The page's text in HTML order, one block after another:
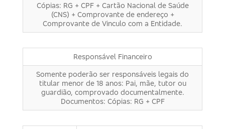
Cópias: RG + CPF + Cartão Nacional de Saúde
(CNS) + Comprovante de endereço +
Comprovante de Vinculo com a Entidade.
Responsável Financeiro
Somente poderão ser responsáveis legais do
titular menor de 18 anos: Pai, mãe, tutor ou
guardião, comprovado documentalmente.
Documentos: Cópias: RG + CPF